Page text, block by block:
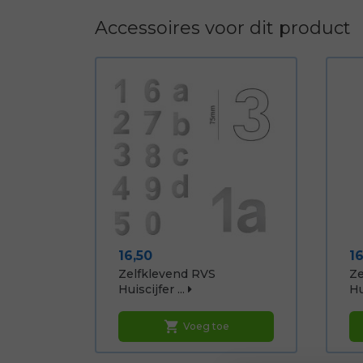
Accessoires voor dit product
Prijs
16,50
Zelfklevend RVS
Huiscijfer ...
shopping_cart Voeg toe